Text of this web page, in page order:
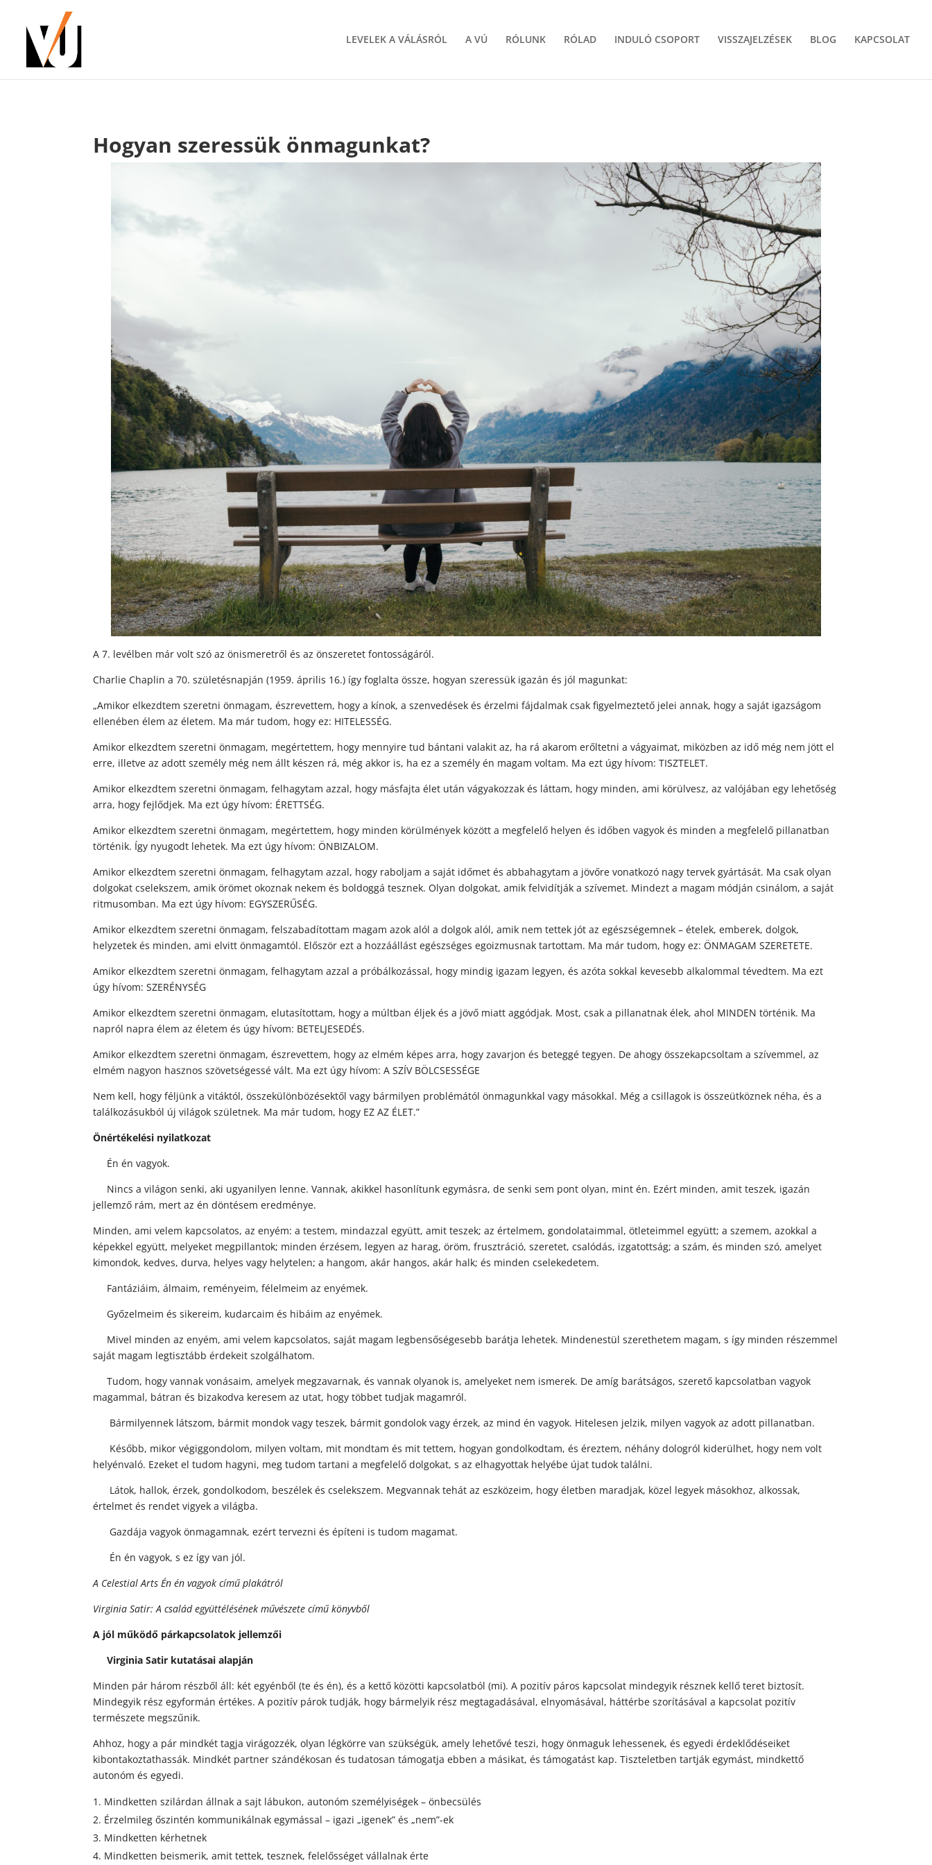
LEVELEK A VÁLÁSRÓL A VÚ RÓLUNK RÓLAD INDULÓ CSOPORT VISSZAJELZÉSEK BLOG KAPCSOLAT
Hogyan szeressük önmagunkat?
A 7. levélben már volt szó az önismeretről és az önszeretet fontosságáról.
Charlie Chaplin a 70. születésnapján (1959. április 16.) így foglalta össze, hogyan szeressük igazán és jól magunkat:
„Amikor elkezdtem szeretni önmagam, észrevettem, hogy a kínok, a szenvedések és érzelmi fájdalmak csak figyelmeztető jelei annak, hogy a saját igazságom
ellenében élem az életem. Ma már tudom, hogy ez: HITELESSÉG.
Amikor elkezdtem szeretni önmagam, megértettem, hogy mennyire tud bántani valakit az, ha rá akarom erőltetni a vágyaimat, miközben az idő még nem jött el
erre, illetve az adott személy még nem állt készen rá, még akkor is, ha ez a személy én magam voltam. Ma ezt úgy hívom: TISZTELET.
Amikor elkezdtem szeretni önmagam, felhagytam azzal, hogy másfajta élet után vágyakozzak és láttam, hogy minden, ami körülvesz, az valójában egy lehetőség
arra, hogy fejlődjek. Ma ezt úgy hívom: ÉRETTSÉG.
Amikor elkezdtem szeretni önmagam, megértettem, hogy minden körülmények között a megfelelő helyen és időben vagyok és minden a megfelelő pillanatban
történik. Így nyugodt lehetek. Ma ezt úgy hívom: ÖNBIZALOM.
Amikor elkezdtem szeretni önmagam, felhagytam azzal, hogy raboljam a saját időmet és abbahagytam a jövőre vonatkozó nagy tervek gyártását. Ma csak olyan
dolgokat cselekszem, amik örömet okoznak nekem és boldoggá tesznek. Olyan dolgokat, amik felvidítják a szívemet. Mindezt a magam módján csinálom, a saját
ritmusomban. Ma ezt úgy hívom: EGYSZERŰSÉG.
Amikor elkezdtem szeretni önmagam, felszabadítottam magam azok alól a dolgok alól, amik nem tettek jót az egészségemnek – ételek, emberek, dolgok,
helyzetek és minden, ami elvitt önmagamtól. Először ezt a hozzáállást egészséges egoizmusnak tartottam. Ma már tudom, hogy ez: ÖNMAGAM SZERETETE.
Amikor elkezdtem szeretni önmagam, felhagytam azzal a próbálkozással, hogy mindig igazam legyen, és azóta sokkal kevesebb alkalommal tévedtem. Ma ezt
úgy hívom: SZERÉNYSÉG
Amikor elkezdtem szeretni önmagam, elutasítottam, hogy a múltban éljek és a jövő miatt aggódjak. Most, csak a pillanatnak élek, ahol MINDEN történik. Ma
napról napra élem az életem és úgy hívom: BETELJESEDÉS.
Amikor elkezdtem szeretni önmagam, észrevettem, hogy az elmém képes arra, hogy zavarjon és beteggé tegyen. De ahogy összekapcsoltam a szívemmel, az
elmém nagyon hasznos szövetségessé vált. Ma ezt úgy hívom: A SZÍV BÖLCSESSÉGE
Nem kell, hogy féljünk a vitáktól, összekülönbözésektől vagy bármilyen problémától önmagunkkal vagy másokkal. Még a csillagok is összeütköznek néha, és a
találkozásukból új világok születnek. Ma már tudom, hogy EZ AZ ÉLET.”
Önértékelési nyilatkozat
Én én vagyok.
Nincs a világon senki, aki ugyanilyen lenne. Vannak, akikkel hasonlítunk egymásra, de senki sem pont olyan, mint én. Ezért minden, amit teszek, igazán
jellemző rám, mert az én döntésem eredménye.
Minden, ami velem kapcsolatos, az enyém: a testem, mindazzal együtt, amit teszek; az értelmem, gondolataimmal, ötleteimmel együtt; a szemem, azokkal a
képekkel együtt, melyeket megpillantok; minden érzésem, legyen az harag, öröm, frusztráció, szeretet, csalódás, izgatottság; a szám, és minden szó, amelyet
kimondok, kedves, durva, helyes vagy helytelen; a hangom, akár hangos, akár halk; és minden cselekedetem.
Fantáziáim, álmaim, reményeim, félelmeim az enyémek.
Győzelmeim és sikereim, kudarcaim és hibáim az enyémek.
Mivel minden az enyém, ami velem kapcsolatos, saját magam legbensőségesebb barátja lehetek. Mindenestül szerethetem magam, s így minden részemmel
saját magam legtisztább érdekeit szolgálhatom.
Tudom, hogy vannak vonásaim, amelyek megzavarnak, és vannak olyanok is, amelyeket nem ismerek. De amíg barátságos, szerető kapcsolatban vagyok
magammal, bátran és bizakodva keresem az utat, hogy többet tudjak magamról.
Bármilyennek látszom, bármit mondok vagy teszek, bármit gondolok vagy érzek, az mind én vagyok. Hitelesen jelzik, milyen vagyok az adott pillanatban.
Később, mikor végiggondolom, milyen voltam, mit mondtam és mit tettem, hogyan gondolkodtam, és éreztem, néhány dologról kiderülhet, hogy nem volt
helyénvaló. Ezeket el tudom hagyni, meg tudom tartani a megfelelő dolgokat, s az elhagyottak helyébe újat tudok találni.
Látok, hallok, érzek, gondolkodom, beszélek és cselekszem. Megvannak tehát az eszközeim, hogy életben maradjak, közel legyek másokhoz, alkossak,
értelmet és rendet vigyek a világba.
Gazdája vagyok önmagamnak, ezért tervezni és építeni is tudom magamat.
Én én vagyok, s ez így van jól.
A Celestial Arts Én én vagyok című plakátról
Virginia Satir: A család együttélésének művészete című könyvből
A jól működő párkapcsolatok jellemzői
Virginia Satir kutatásai alapján
Minden pár három részből áll: két egyénből (te és én), és a kettő közötti kapcsolatból (mi). A pozitív páros kapcsolat mindegyik résznek kellő teret biztosít.
Mindegyik rész egyformán értékes. A pozitív párok tudják, hogy bármelyik rész megtagadásával, elnyomásával, háttérbe szorításával a kapcsolat pozitív
természete megszűnik.
Ahhoz, hogy a pár mindkét tagja virágozzék, olyan légkörre van szükségük, amely lehetővé teszi, hogy önmaguk lehessenek, és egyedi érdeklődéseiket
kibontakoztathassák. Mindkét partner szándékosan és tudatosan támogatja ebben a másikat, és támogatást kap. Tiszteletben tartják egymást, mindkettő
autonóm és egyedi.
Mindketten szilárdan állnak a sajt lábukon, autonóm személyiségek – önbecsülés
Érzelmileg őszintén kommunikálnak egymással – igazi „igenek” és „nem”-ek
Mindketten kérhetnek
Mindketten beismerik, amit tettek, tesznek, felelősséget vállalnak érte